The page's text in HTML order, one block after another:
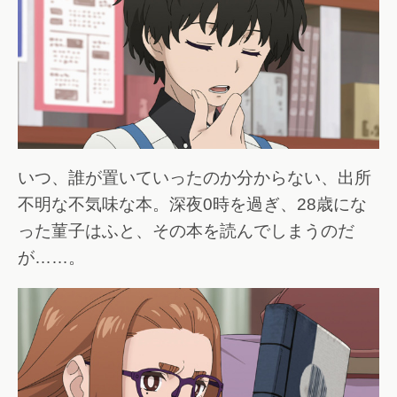
いつ、誰が置いていったのか分からない、出所
不明な不気味な本。深夜0時を過ぎ、28歳にな
った菫子はふと、その本を読んでしまうのだ
が……。